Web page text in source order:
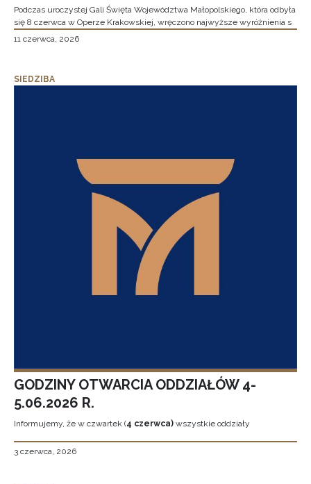
Podczas uroczystej Gali Święta Województwa Małopolskiego, która odbyła
się 8 czerwca w Operze Krakowskiej, wręczono najwyższe wyróżnienia s
11 czerwca, 2026
SIEDZIBA
GODZINY OTWARCIA ODDZIAŁÓW 4-
5.06.2026 R.
Informujemy, że w czwartek (4 czerwca) wszystkie oddziały
3 czerwca, 2026